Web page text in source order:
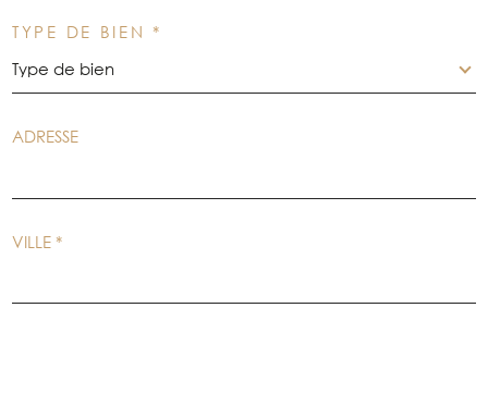
TYPE DE BIEN *
Type de bien
ADRESSE
VILLE *